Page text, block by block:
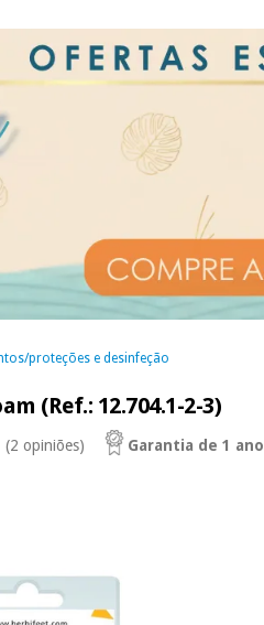
proteções e desinfeção
(Ref.: 12.704.1-2-3)
(2 opiniões) Garantia de 1 ano